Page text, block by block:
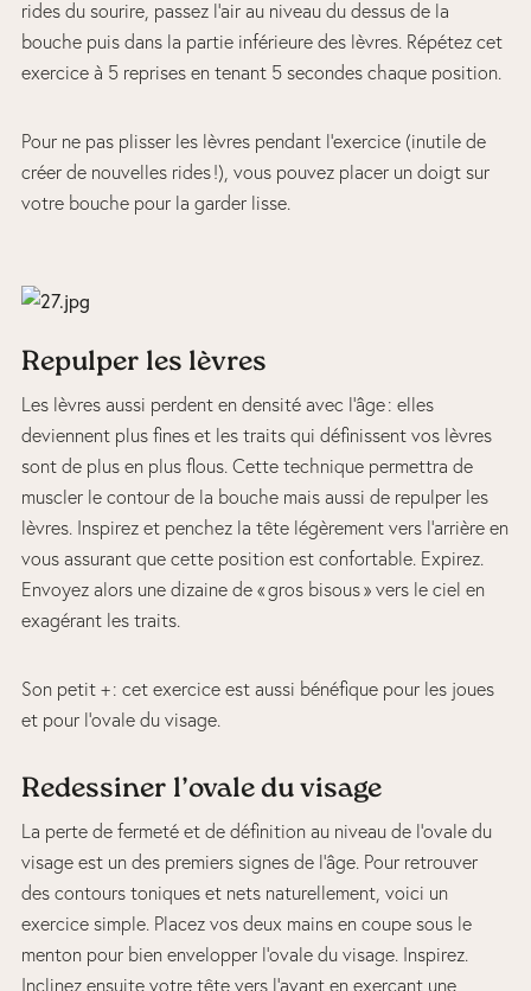
rides du sourire, passez l’air au niveau du dessus de la
bouche puis dans la partie inférieure des lèvres. Répétez cet
exercice à 5 reprises en tenant 5 secondes chaque position.
Pour ne pas plisser les lèvres pendant l’exercice (inutile de
créer de nouvelles rides !), vous pouvez placer un doigt sur
votre bouche pour la garder lisse.
Repulper les lèvres
Les lèvres aussi perdent en densité avec l’âge : elles
deviennent plus fines et les traits qui définissent vos lèvres
sont de plus en plus flous. Cette technique permettra de
muscler le contour de la bouche mais aussi de repulper les
lèvres. Inspirez et penchez la tête légèrement vers l’arrière en
vous assurant que cette position est confortable. Expirez.
Envoyez alors une dizaine de « gros bisous » vers le ciel en
exagérant les traits.
Son petit + : cet exercice est aussi bénéfique pour les joues
et pour l’ovale du visage.
Redessiner l’ovale du visage
La perte de fermeté et de définition au niveau de l’ovale du
visage est un des premiers signes de l’âge. Pour retrouver
des contours toniques et nets naturellement, voici un
exercice simple. Placez vos deux mains en coupe sous le
menton pour bien envelopper l’ovale du visage. Inspirez.
Inclinez ensuite votre tête vers l’avant en exerçant une